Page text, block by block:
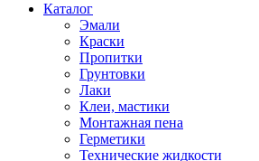
Каталог
Эмали
Краски
Пропитки
Грунтовки
Лаки
Клеи, мастики
Монтажная пена
Герметики
Технические жидкости